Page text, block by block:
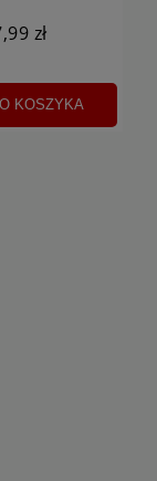
zł
KOSZYKA